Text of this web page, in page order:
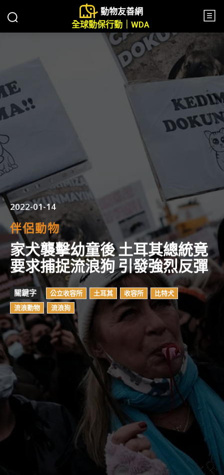
動物友善網
全球動保行動｜WDA
2022-01-14
伴侶動物
家犬襲擊幼童後 土耳其總統竟
要求捕捉流浪狗 引發強烈反彈
關鍵字 公立收容所 土耳其 收容所
比特犬
流浪動物
流浪狗